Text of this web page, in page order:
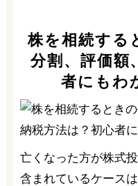
株を相続する
分割、評価額
者にもわ
亡くなった方が株式
含まれているケース